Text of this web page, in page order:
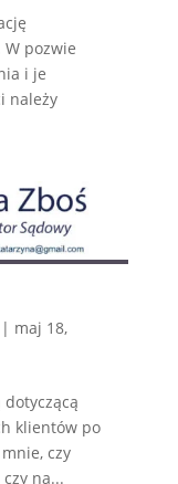
W pozwie
i je
należy
| maj 18,
klientów po
czy
na...